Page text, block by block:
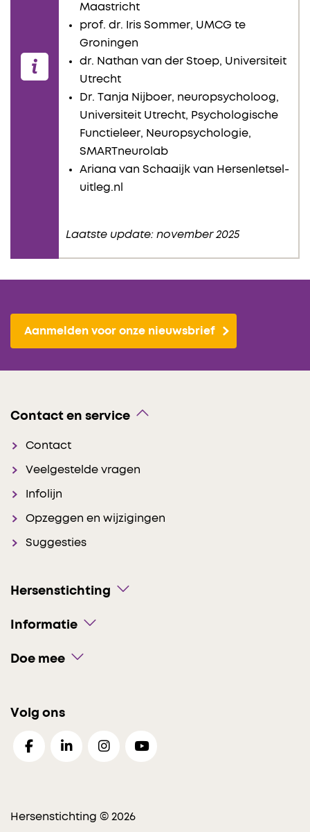
Maastricht
prof. dr. Iris Sommer, UMCG te
Groningen
dr. Nathan van der Stoep, Universiteit
Utrecht
Dr. Tanja Nijboer, neuropsycholoog,
Universiteit Utrecht, Psychologische
Functieleer, Neuropsychologie,
SMARTneurolab
Ariana van Schaaijk van Hersenletsel-
uitleg.nl
Laatste update: november 2025
Aanmelden voor onze nieuwsbrief
Contact en service
Contact
Veelgestelde vragen
Infolijn
Opzeggen en wijzigingen
Suggesties
Hersenstichting
Informatie
Doe mee
Volg ons
Hersenstichting © 2026